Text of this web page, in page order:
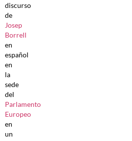
discurso
de
Josep
Borrell
en
español
en
la
sede
del
Parlamento
Europeo
en
un